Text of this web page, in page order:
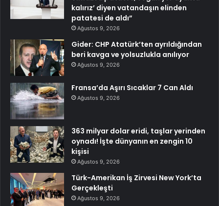
kalırız’ diyen vatandaşın elinden
patatesi de aldı”
Ağustos 9, 2026
Gider: CHP Atatürk’ten ayrıldığından
beri kavga ve yolsuzlukla anılıyor
Ağustos 9, 2026
Fransa’da Aşırı Sıcaklar 7 Can Aldı
Ağustos 9, 2026
363 milyar dolar eridi, taşlar yerinden
oynadı! İşte dünyanın en zengin 10
kişisi
Ağustos 9, 2026
Türk-Amerikan İş Zirvesi New York’ta
Gerçekleşti
Ağustos 9, 2026